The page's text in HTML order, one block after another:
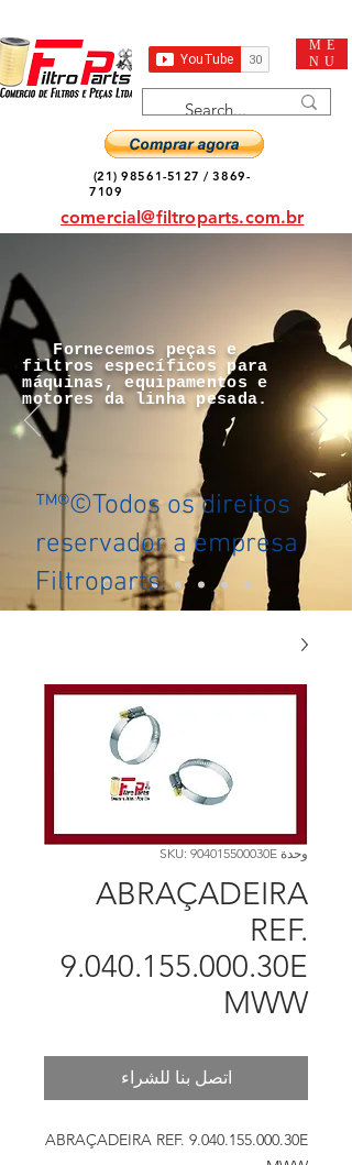
ME
NU
(21) 98561-5127 /3869-
7109
comercial@filtroparts.com.br
Fornecemos peças e
filtros específicos para
máquinas, equipamentos e
motores da linha pesada.
™®©Todos os direitos
reservador a empresa
Filtroparts.
وحدة SKU: 904015500030E
ABRAÇADEIRA
REF.
9.040.155.000.30E
MWW
اتصل بنا للشراء
ABRAÇADEIRA REF. 9.040.155.000.30E